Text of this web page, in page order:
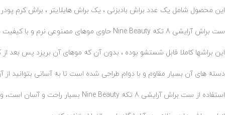
این محصول شامل یک عدد براش بادبزنی ، یک براش هایلایتر ، براش کرم
ست براش آرایشی 8 تکه Nine Beauty حاوی موهای مصنوعی نرم و با کیفیت میباشد که از لطافت و تراکم بالایی برخوردارند.
این براشها کاملا قابل شستشو بوده ، بدون آن که موهای آن بریزد پس بعد
دسته های آن بسیار مقاوم و با دوام طراحی شده است تا به آسانی بتوانید
استفاده از ست براش آرایشی 8 تکه Nine Beauty بسیار راحت و آسان است، و برای افراد هم مبتدی و هم حرفه ای کاملا مناسب بوده و میتوانید